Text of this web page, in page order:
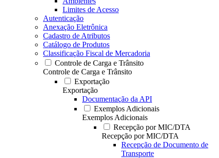
Limites de Acesso
Autenticação
Anexação Eletrônica
Cadastro de Atributos
Catálogo de Produtos
Classificação Fiscal de Mercadoria
Controle de Carga e Trânsito
Controle de Carga e Trânsito
Exportação
Exportação
Documentação da API
Exemplos Adicionais
Exemplos Adicionais
Recepção por MIC/DTA
Recepção por MIC/DTA
Recepção de Documento de
Transporte